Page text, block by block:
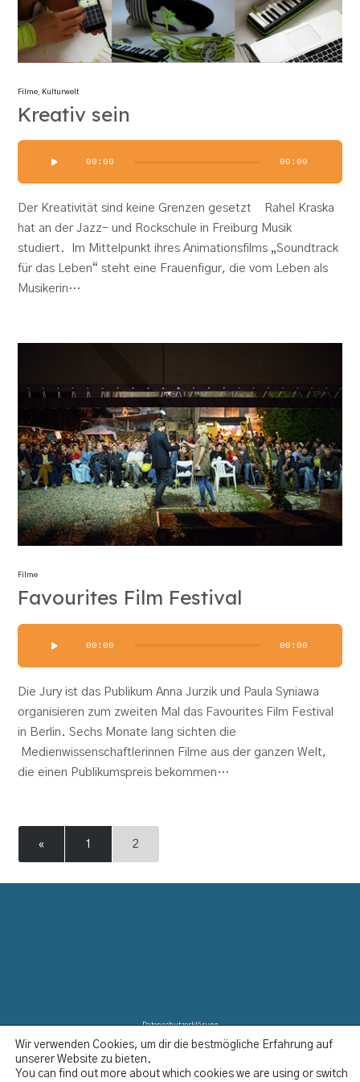
Filme Kulturwelt
Kreativ sein
00:00 00:00
Der Kreativität sind keine Grenzen gesetzt Rahel Kraska
hat an der Jazz- und Rockschule in Freiburg Musik
studiert. Im Mittelpunkt ihres Animationsfilms „Soundtrack
für das Leben“ steht eine Frauenfigur, die vom Leben als
Musikerin…
Filme
Favourites Film Festival
00:00 00:00
Die Jury ist das Publikum Anna Jurzik und Paula Syniawa
organisieren zum zweiten Mal das Favourites Film Festival
in Berlin. Sechs Monate lang sichten die
Medienwissenschaftlerinnen Filme aus der ganzen Welt,
die einen Publikumspreis bekommen…
« 1 2
Datenschutzerklärung
Disclaimer
Wir verwenden Cookies, um dir die bestmögliche Erfahrung auf
unserer Website zu bieten.
You can find out more about which cookies we are using or switch